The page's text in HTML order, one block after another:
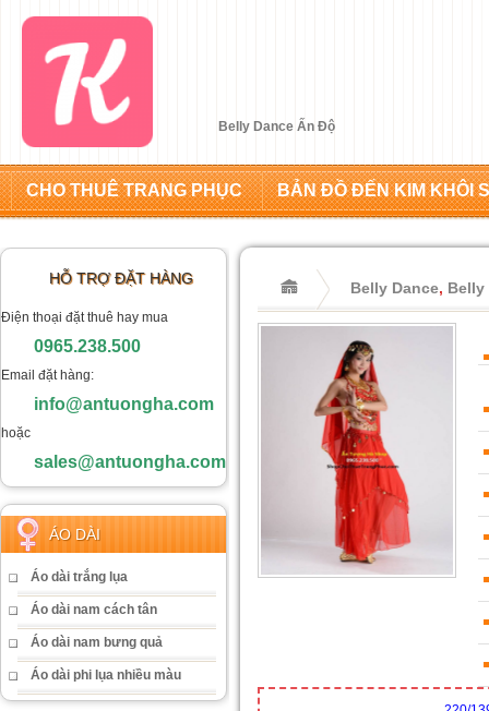
Belly Dance Ấn Độ
CHO THUÊ TRANG PHỤC BẢN ĐỒ ĐẾN KIM KHÔI
HỖ TRỢ ĐẶT HÀNG
Điện thoại đặt thuê hay mua
0965.238.500
Email đặt hàng:
info@antuongha.com
hoặc
sales@antuongha.com
ÁO DÀI
Áo dài trắng lụa
Áo dài nam cách tân
Áo dài nam bưng quả
Áo dài phi lụa nhiều màu
Belly Dance, Belly